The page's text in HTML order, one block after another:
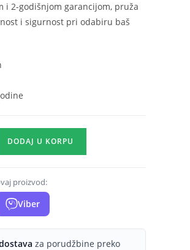
i 2-godišnjom garancijom, pruža
i sigurnost pri odabiru baš
DODAJ U KORPU
proizvod:
Viber
za porudžbine preko